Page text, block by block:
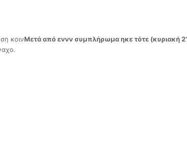
κοινΜετά από εννν συμπλήρωμα ηκε τότε (κυριακή